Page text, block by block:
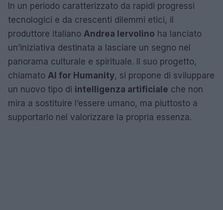
In un periodo caratterizzato da rapidi progressi
tecnologici e da crescenti dilemmi etici, il
produttore italiano Andrea Iervolino ha lanciato
un’iniziativa destinata a lasciare un segno nel
panorama culturale e spirituale. Il suo progetto,
chiamato AI for Humanity, si propone di sviluppare
un nuovo tipo di intelligenza artificiale che non
mira a sostituire l’essere umano, ma piuttosto a
supportarlo nel valorizzare la propria essenza.